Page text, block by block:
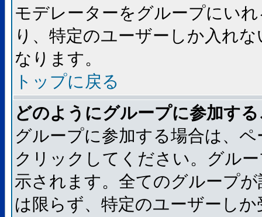
モデレーターをグループにい
り、特定のユーザーしか入れ
なります。
トップに戻る
どのようにグループに参加す
グループに参加する場合は、
クリックしてください。グル
示されます。全てのグループ
は限らず、特定のユーザーし